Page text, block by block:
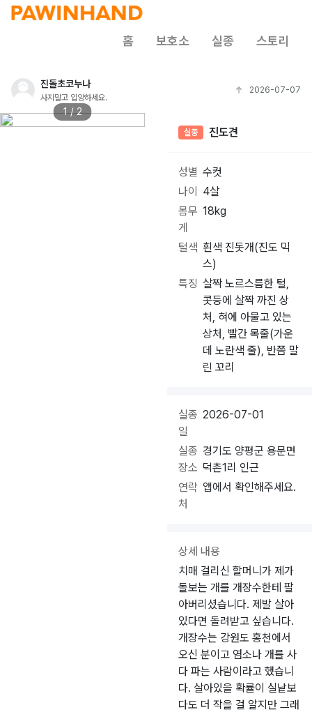
홈 보호소 실종 스토리
진돌초코누나
사지말고 입양하세요.
2026-07-07
1 / 2
실종 진도견
성별 수컷
나이
4살
몸무
게
18kg
털색 흰색 진돗개(진도 믹
스)
특징 살짝 노르스름한 털,
콧등에 살짝 까진 상
처, 혀에 아물고 있는
상처, 빨간 목줄(가운
데 노란색 줄), 반쯤 말
린 꼬리
실종
일
2026-07-01
실종
장소
경기도 양평군 용문면
덕촌1리 인근
연락
처
앱에서 확인해주세요.
상세 내용
치매 걸리신 할머니가 제가
돌보는 개를 개장수한테 팔
아버리셨습니다. 제발 살아
있다면 돌려받고 싶습니다.
개장수는 강원도 홍천에서
오신 분이고 염소나 개를 사
다 파는 사람이라고 했습니
다. 살아있을 확률이 실낱보
다도 더 작을 걸 알지만 그래